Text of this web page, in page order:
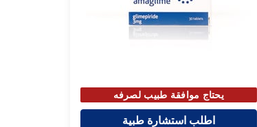
يحتاج موافقة طبيب لصرفه
اطلب استشارة طبية